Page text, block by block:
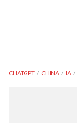
CHATGPT CHINA IA